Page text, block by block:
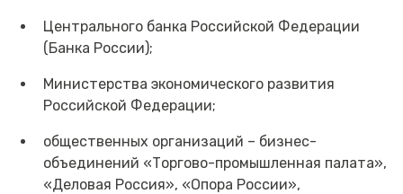
Центрального банка Российской Федерации
(Банка России);
Министерства экономического развития
Российской Федерации;
общественных организаций – бизнес-
объединений «Торгово-промышленная палата»,
«Деловая Россия», «Опора России»,